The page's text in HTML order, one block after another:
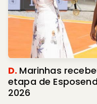
D. Marinhas
etapa de
2026